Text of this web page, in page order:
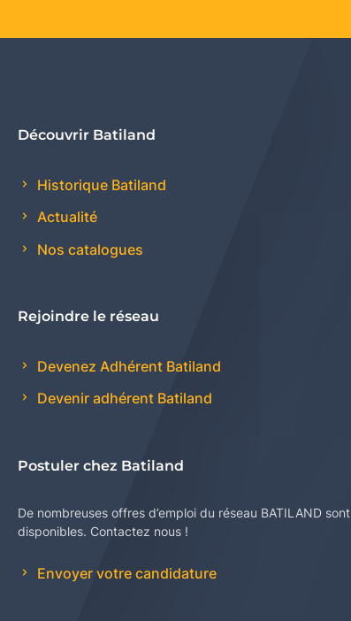
Découvrir Batiland
Historique Batiland
Actualité
Nos catalogues
Rejoindre le réseau
Devenez Adhérent Batiland
Devenir adhérent Batiland
Postuler chez Batiland
De nombreuses offres d’emploi du réseau BATILAND sont
disponibles. Contactez nous !
Envoyer votre candidature